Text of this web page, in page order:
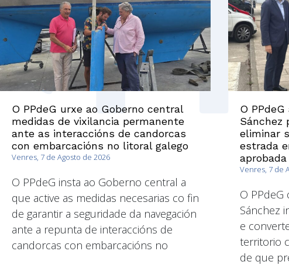
O PPdeG urxe ao Goberno central
medidas de vixilancia permanente
ante as interaccións de candorcas
con embarcacións no litoral galego
Venres, 7 de Agosto de 2026
O PPdeG insta ao Goberno central a
que active as medidas necesarias co fin
de garantir a seguridade da navegación
ante a repunta de interaccións de
candorcas con embarcacións no
O
Sánchez
eliminar
estrada
Venres, 7 de
O
Sánchez
e
territorio
de que